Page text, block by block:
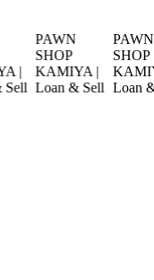
PAWN
SHOP
KAMIYA |
Loan & Sell
PAWN
SHOP
KAMIYA |
Loan & Sell